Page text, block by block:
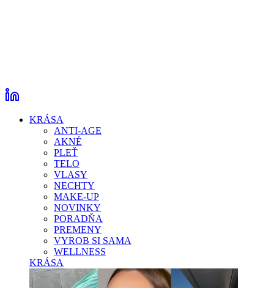
KRÁSA
ANTI-AGE
AKNÉ
PLEŤ
TELO
VLASY
NECHTY
MAKE-UP
NOVINKY
PORADŇA
PREMENY
VYROB SI SAMA
WELLNESS
KRÁSA